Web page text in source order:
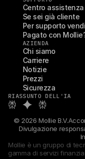
Centro assistenza
Se sei già cliente
Per supporto
Pagato con
AZIENDA
Chi siamo
Carriere
Notizie
Prezzi
Sicurezza
RIASSUNTO DELL'IA
© 2026 Mollie B.V.
Divulgazione
Mollie è un gruppo di
gamma di servizi